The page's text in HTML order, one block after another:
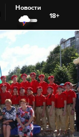
Новости
18+